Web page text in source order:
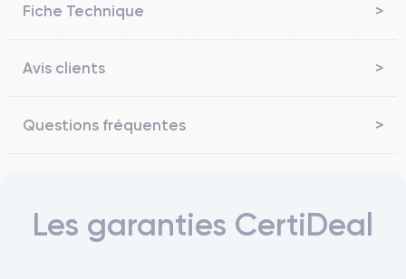
Fiche Technique
Avis clients
Questions fréquentes
Les garanties CertiDeal